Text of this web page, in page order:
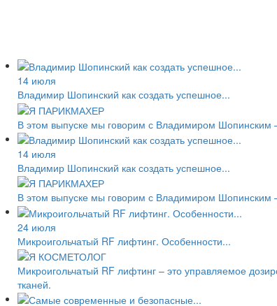
14 июля
Владимир Шопинский как создать успешное...
В этом выпуске мы говорим с Владимиром Шопинским
14 июля
Владимир Шопинский как создать успешное...
В этом выпуске мы говорим с Владимиром Шопинским
24 июля
Микроигольчатый RF лифтинг. Особенности...
Микроигольчатый RF лифтинг – это управляемое
тканей.